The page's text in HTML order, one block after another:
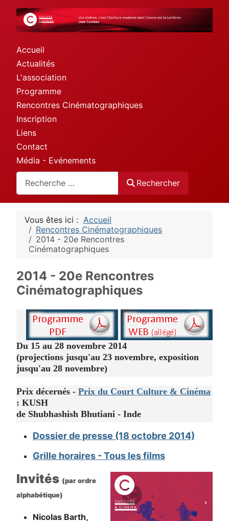
Accueil
Actualités
L'association
Programme
Rencontres Cinématographiques
Inscription
Liens
Contact
Média - Evénements
Rechercher
Rechercher
Vous êtes ici : Accueil
Rencontres Cinématographiques
2014 - 20e Rencontres
Cinématographiques
2014 - 20e Rencontres
Cinématographiques
Du 15 au 28 novembre 2014
(projections jusqu'au 23 novembre, exposition
jusqu'au 28 novembre)
Prix décernés - Prix du Court Culture & Cinéma
: KUSH
de Shubhashish Bhutiani - Inde
Dossier de presse (18 octobre 2014)
Grille horaires - Tous les films
Invités (par ordre
alphabétique)
Nicolas Barth,